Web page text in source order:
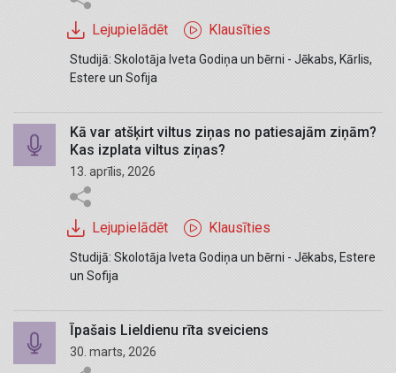
Lejupielādēt Klausīties
Studijā: Skolotāja Iveta Godiņa un bērni - Jēkabs, Kārlis,
Estere un Sofija
Kā var atšķirt viltus ziņas no patiesajām ziņām?
Kas izplata viltus ziņas?
13. aprīlis, 2026
Lejupielādēt Klausīties
Studijā: Skolotāja Iveta Godiņa un bērni - Jēkabs, Estere
un Sofija
Īpašais Lieldienu rīta sveiciens
30. marts, 2026